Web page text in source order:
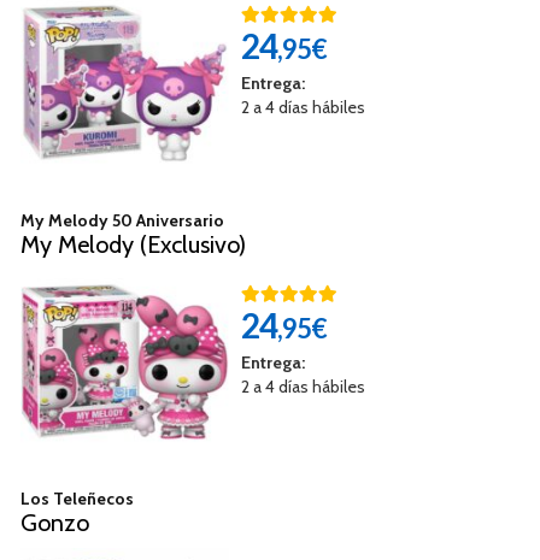
24,95€
Entrega:
2 a 4 días hábiles
My Melody 50 Aniversario
My Melody (Exclusivo)
24,95€
Entrega:
2 a 4 días hábiles
Los Teleñecos
Gonzo